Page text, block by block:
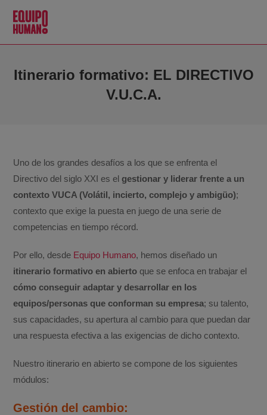
Itinerario formativo: EL DIRECTIVO
V.U.C.A.
Uno de los grandes desafíos a los que se enfrenta el
Directivo del siglo XXI es elgestionar y liderar frente a un
contexto VUCA (Volátil, incierto, complejo y ambigüo);
contexto que exige la puesta en juego de una serie de
competencias en tiempo récord.
Por ello, desde Equipo Humano, hemos diseñado un
itinerario formativo en abierto que se enfoca en trabajar el
cómo conseguir adaptar y desarrollar en los
equipos/personas que conforman su empresa; su talento,
sus capacidades, su apertura al cambio para que puedan dar
una respuesta efectiva a las exigencias de dicho contexto.
Nuestro itinerario en abierto se compone de los siguientes
módulos:
Gestión del cambio: